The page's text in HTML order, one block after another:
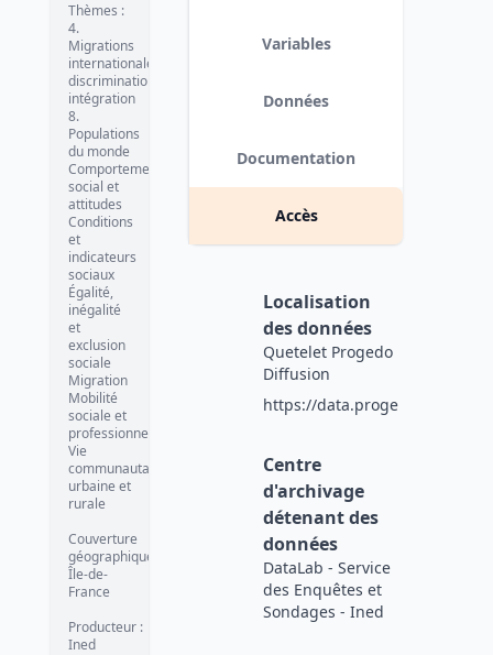
Thèmes :
4.
Migrations
internationales,
discrimination,
intégration
8.
Populations
du monde
Comportement
social et
attitudes
Conditions
et
indicateurs
sociaux
Égalité,
inégalité
et
exclusion
sociale
Migration
Mobilité
sociale et
professionnelle
Vie
communautaire,
urbaine et
rurale
Couverture
géographique
Île-de-
France
Producteur :
Ined
Variables
Données
Documentation
Accès
Localisation
des données
Quetelet Progedo
Diffusion
https://data.progedo.fr
Centre
d'archivage
détenant des
données
DataLab - Service
des Enquêtes et
Sondages - Ined